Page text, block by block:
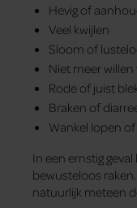
Hevig of
Veel kwijlen
Sloom of
Niet meer
Rode of juist
Braken of
Wankel lopen
In een ernstig
bewusteloos
natuurlijk meteen